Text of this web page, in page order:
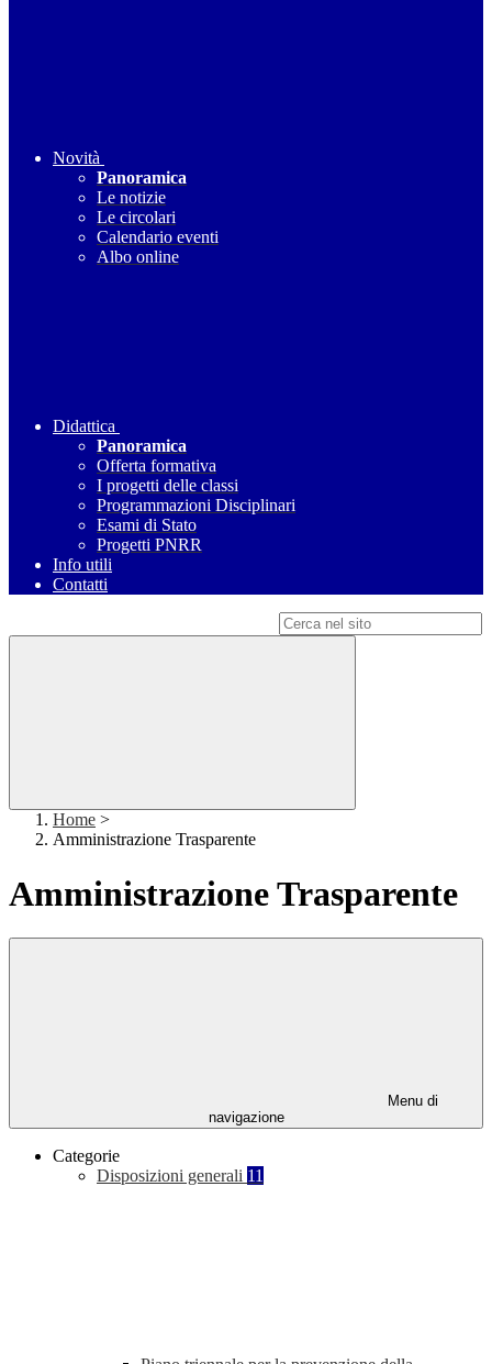
Novità
Panoramica
Le notizie
Le circolari
Calendario eventi
Albo online
Didattica
Panoramica
Offerta formativa
I progetti delle classi
Programmazioni Disciplinari
Esami di Stato
Progetti PNRR
Info utili
Contatti
Home >
Amministrazione Trasparente
Amministrazione Trasparente
Menu di
navigazione
Categorie
Disposizioni generali 11